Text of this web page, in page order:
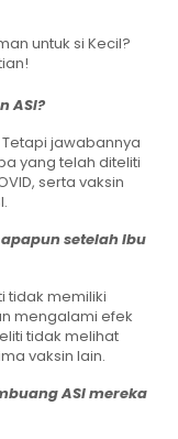
ASI?
jawabannya
yang telah diteliti
serta vaksin
setelah Ibu
tidak memiliki
mengalami efek
tidak melihat
vaksin lain.
ASI mereka